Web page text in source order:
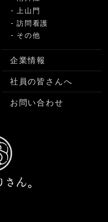
上山門
訪問看護
その他
企業情報
社員の皆さんへ
お問い合わせ